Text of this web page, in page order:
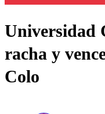
Universidad
racha y
Colo